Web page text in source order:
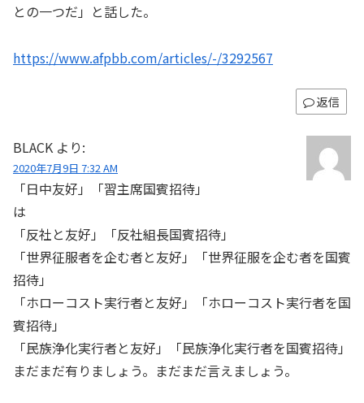
との一つだ」と話した。
https://www.afpbb.com/articles/-/3292567
返信
BLACK より:
2020年7月9日 7:32 AM
「日中友好」「習主席国賓招待」
は
「反社と友好」「反社組長国賓招待」
「世界征服者を企む者と友好」「世界征服を企む者を国賓
招待」
「ホローコスト実行者と友好」「ホローコスト実行者を国
賓招待」
「民族浄化実行者と友好」「民族浄化実行者を国賓招待」
まだまだ有りましょう。まだまだ言えましょう。